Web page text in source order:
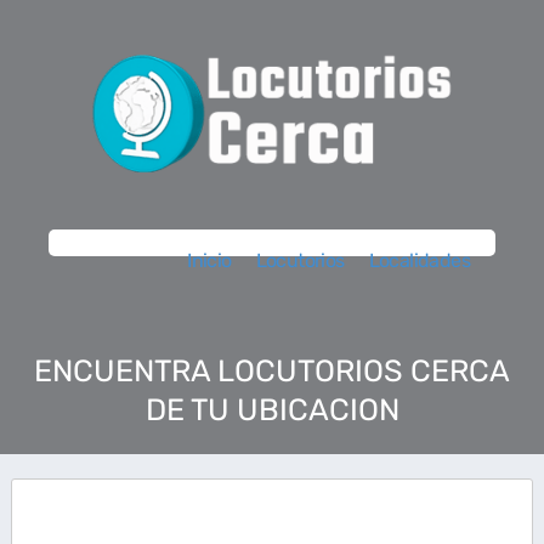
Inicio Locutorios Localidades
ENCUENTRA LOCUTORIOS CERCA
DE TU UBICACION